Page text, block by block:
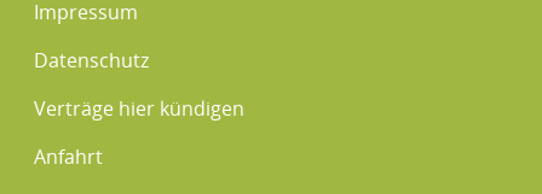
Impressum
Datenschutz
Verträge hier kündigen
Anfahrt